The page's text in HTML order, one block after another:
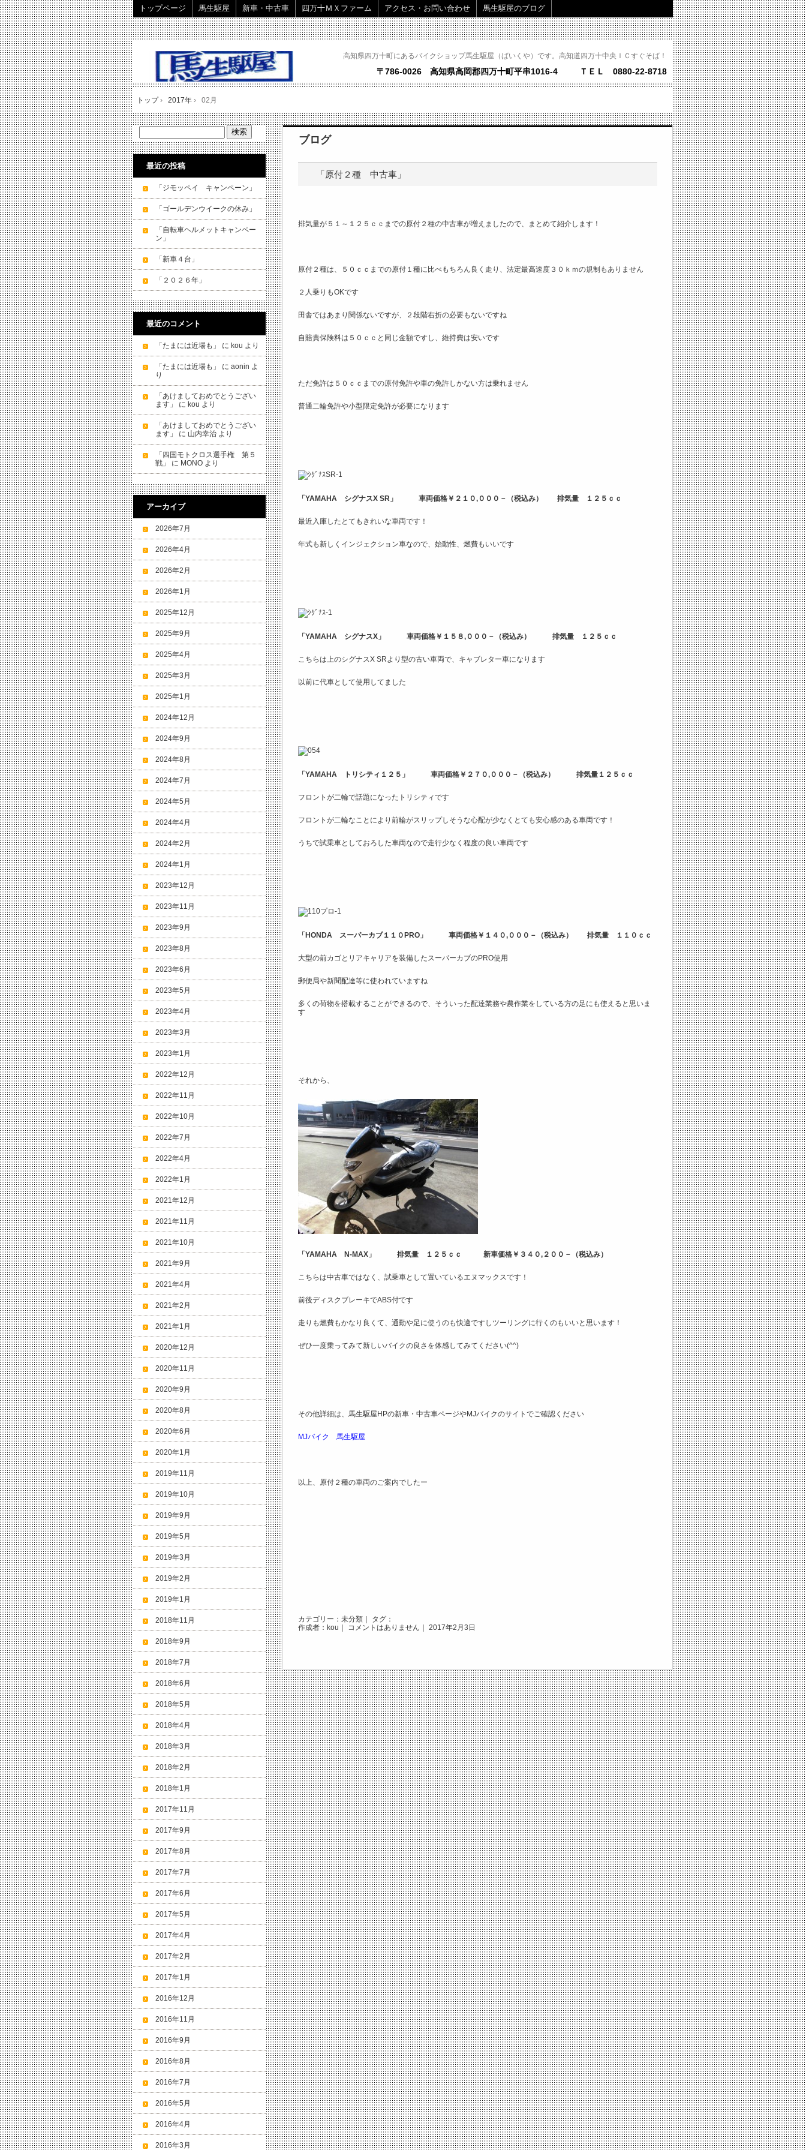
高知県四万十町にあるバイクショップ馬生駆屋（ばいくや）です。高知道四万十中央ＩＣすぐそば！
〒786-0026 高知県高岡郡四万十町平串1016-4 ＴＥＬ 0880-22-8718
トップページ 馬生駆屋 新車・中古車 四万十ＭＸファーム アクセス・お問い合わせ 馬生駆屋のブログ
トップ› 2017年 › 02月
ブログ
「原付２種 中古車」
排気量が５１～１２５ｃｃまでの原付２種の中古車が増えましたので、まとめて紹介します！
原付２種は、５０ｃｃまでの原付１種に比べもちろん良く走り、法定最高速度３０ｋｍの規制もありません
２人乗りもOKです
田舎ではあまり関係ないですが、２段階右折の必要もないですね
自賠責保険料は５０ｃｃと同じ金額ですし、維持費は安いです
ただ免許は５０ｃｃまでの原付免許や車の免許しかない方は乗れません
普通二輪免許や小型限定免許が必要になります
「YAMAHA シグナスX SR」 車両価格￥２１０,０００－（税込み） 排気量 １２５ｃｃ
最近入庫したとてもきれいな車両です！
年式も新しくインジェクション車なので、始動性、燃費もいいです
「YAMAHA シグナスX」 車両価格￥１５８,０００－（税込み） 排気量 １２５ｃｃ
こちらは上のシグナスX SRより型の古い車両で、キャブレター車になります
以前に代車として使用してました
「YAMAHA トリシティ１２５」 車両価格￥２７０,０００－（税込み） 排気量１２５ｃｃ
フロントが二輪で話題になったトリシティです
フロントが二輪なことにより前輪がスリップしそうな心配が少なくとても安心感のある車両です！
うちで試乗車としておろした車両なので走行少なく程度の良い車両です
「HONDA スーパーカブ１１０PRO」 車両価格￥１４０,０００－（税込み） 排気量 １１０ｃｃ
大型の前カゴとリアキャリアを装備したスーパーカブのPRO使用
郵便局や新聞配達等に使われていますね
多くの荷物を搭載することができるので、そういった配達業務や農作業をしている方の足にも使えると思いま
す
それから、
「YAMAHA N-MAX」 排気量 １２５ｃｃ 新車価格￥３４０,２００－（税込み）
こちらは中古車ではなく、試乗車として置いているエヌマックスです！
前後ディスクブレーキでABS付です
走りも燃費もかなり良くて、通勤や足に使うのも快適ですしツーリングに行くのもいいと思います！
ぜひ一度乗ってみて新しいバイクの良さを体感してみてください(^^)
その他詳細は、馬生駆屋HPの新車・中古車ページやMJバイクのサイトでご確認ください
MJバイク 馬生駆屋
以上、原付２種の車両のご案内でしたー
カテゴリー： 未分類 ｜ タグ：
作成者：kou｜ コメントはありません ｜ 2017年2月3日
最近の投稿
「ジモッペイ キャンペーン」
「ゴールデンウイークの休み」
「自転車ヘルメットキャンペー
ン」
「新車４台」
「２０２６年」
最近のコメント
「たまには近場も」 に kou より
「たまには近場も」 に aonin よ
り
「あけましておめでとうござい
ます」
に kou より
「あけましておめでとうござい
ます」
に 山内幸治 より
「四国モトクロス選手権 第５
戦」
に MONO より
アーカイブ
2026年7月
2026年4月
2026年2月
2026年1月
2025年12月
2025年9月
2025年4月
2025年3月
2025年1月
2024年12月
2024年9月
2024年8月
2024年7月
2024年5月
2024年4月
2024年2月
2024年1月
2023年12月
2023年11月
2023年9月
2023年8月
2023年6月
2023年5月
2023年4月
2023年3月
2023年1月
2022年12月
2022年11月
2022年10月
2022年7月
2022年4月
2022年1月
2021年12月
2021年11月
2021年10月
2021年9月
2021年4月
2021年2月
2021年1月
2020年12月
2020年11月
2020年9月
2020年8月
2020年6月
2020年1月
2019年11月
2019年10月
2019年9月
2019年5月
2019年3月
2019年2月
2019年1月
2018年11月
2018年9月
2018年7月
2018年6月
2018年5月
2018年4月
2018年3月
2018年2月
2018年1月
2017年11月
2017年9月
2017年8月
2017年7月
2017年6月
2017年5月
2017年4月
2017年2月
2017年1月
2016年12月
2016年11月
2016年9月
2016年8月
2016年7月
2016年5月
2016年4月
2016年3月